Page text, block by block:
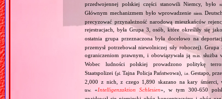
przedwojennej polskiej części stanowili Niemcy, było
Głównym mechanizmem było wprowadzenie niem.
precyzować przynależność narodową mieszkańców
rejestracjach, była Grupa 3, osób, które określiły się
ostatnia grupa przeznaczona była docelowo na
przemysł potrzebował niewolniczej siły roboczej).
ograniczeniom prawnym, i obowiązywała jąm.in.służba
Wobec ludności polskiej prowadzono politykę
Staatspolizei (pl. Tajna Policja Państwowa), i.e. Gestapo,
2,000 z nich, z czego 1,890 skazano na kary śmierci,
tzw. «Intelligenzaktion Schlesien», w tym 300‐650